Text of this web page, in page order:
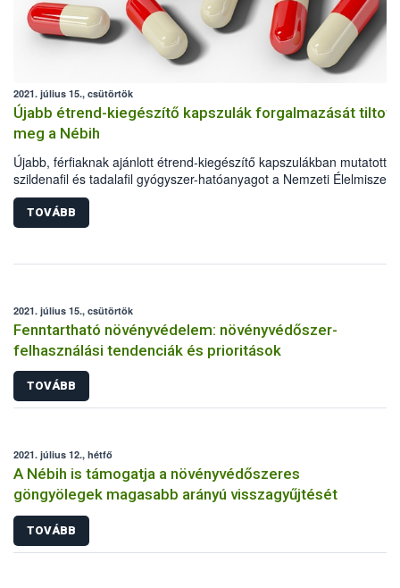
elleni védekezésben. Ez a faj Észak-Amerikából származik és már
Európában is megjelent, stabil populációja Észak-Olaszországban,
Milánó környékén alakult ki.
2021. július 15., csütörtök
Újabb étrend-kiegészítő kapszulák forgalmazását
meg a Nébih
Újabb, férfiaknak ajánlott étrend-kiegészítő kapszulákban mutatott ki
szildenafil és tadalafil gyógyszer-hatóanyagot a Nemzeti
biztonsági Hivatal (Nébih) laboratóriuma. A hivatal kötelezte a
forgalmazót – minőségmegőrzési időre való tekintet nélkül – a
kereskedelmi forgalomból való azonnali kivonására és a
további forgalmazását.
TOVÁBB
2021. július 15., csütörtök
Fenntartható növényvédelem: növényvédőszer-
felhasználási tendenciák és prioritások
TOVÁBB
2021. július 12., hétfő
A Nébih is támogatja a növényvédőszeres
göngyölegek magasabb arányú visszagyűjtését
TOVÁBB